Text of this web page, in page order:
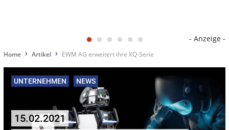
- Anzeige -
Home Artikel EWM AG erweitert ihre XQ-Serie
UNTERNEHMEN NEWS
15.02.2021